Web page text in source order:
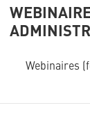
Webinaires